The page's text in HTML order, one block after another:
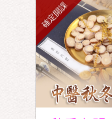
確定開課